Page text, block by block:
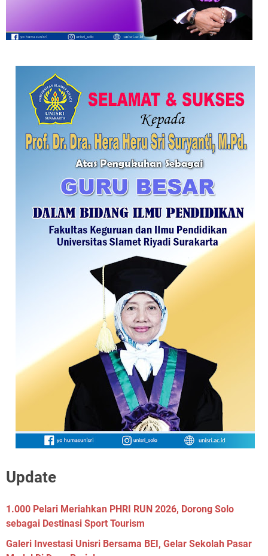
Update
1.000 Pelari Meriahkan PHRI RUN 2026, Dorong Solo
sebagai Destinasi Sport Tourism
Galeri Investasi Unisri Bersama BEI, Gelar Sekolah Pasar